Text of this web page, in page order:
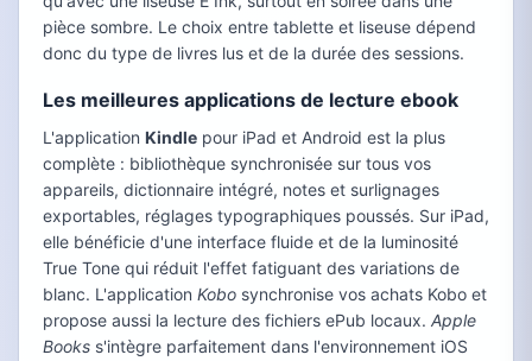
pièce sombre. Le choix entre tablette et liseuse dépend
donc du type de livres lus et de la durée des sessions.
Les meilleures applications de lecture ebook
L'application Kindle pour iPad et Android est la plus
complète : bibliothèque synchronisée sur tous vos
appareils, dictionnaire intégré, notes et surlignages
exportables, réglages typographiques poussés. Sur iPad,
elle bénéficie d'une interface fluide et de la luminosité
True Tone qui réduit l'effet fatiguant des variations de
blanc. L'application Kobo synchronise vos achats Kobo et
propose aussi la lecture des fichiers ePub locaux. Apple
Books s'intègre parfaitement dans l'environnement iOS